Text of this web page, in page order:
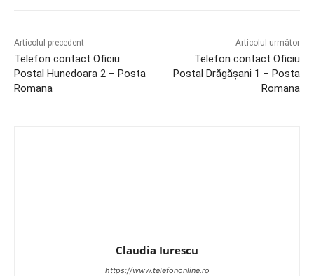
Articolul precedent
Telefon contact Oficiu
Postal Hunedoara 2 – Posta
Romana
Articolul următor
Telefon contact Oficiu
Postal Drăgăşani 1 – Posta
Romana
Claudia Iurescu
https://www.telefononline.ro